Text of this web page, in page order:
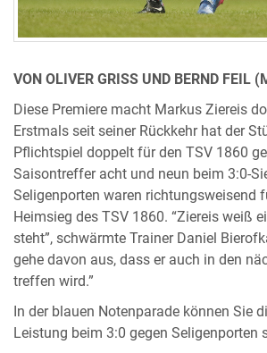
VON OLIVER GRISS UND BERND FEIL
Diese Premiere macht Markus Ziereis
Erstmals seit seiner Rückkehr hat der
Pflichtspiel doppelt für den TSV 1860
Saisontreffer acht und neun beim 3:0-
Seligenporten waren richtungsweisend
Heimsieg des TSV 1860. “Ziereis weiß
steht”, schwärmte Trainer Daniel
gehe davon aus, dass er auch in den
treffen wird.”
In der blauen Notenparade können Sie
Leistung beim 3:0 gegen Seligenporten